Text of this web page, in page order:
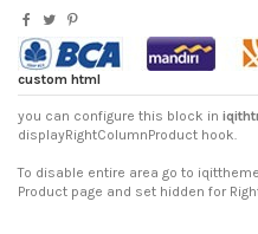
custom html
you can configure this block in
displayRightColumnProduct hook.
To disable entire area go to
Product page and set hidden for